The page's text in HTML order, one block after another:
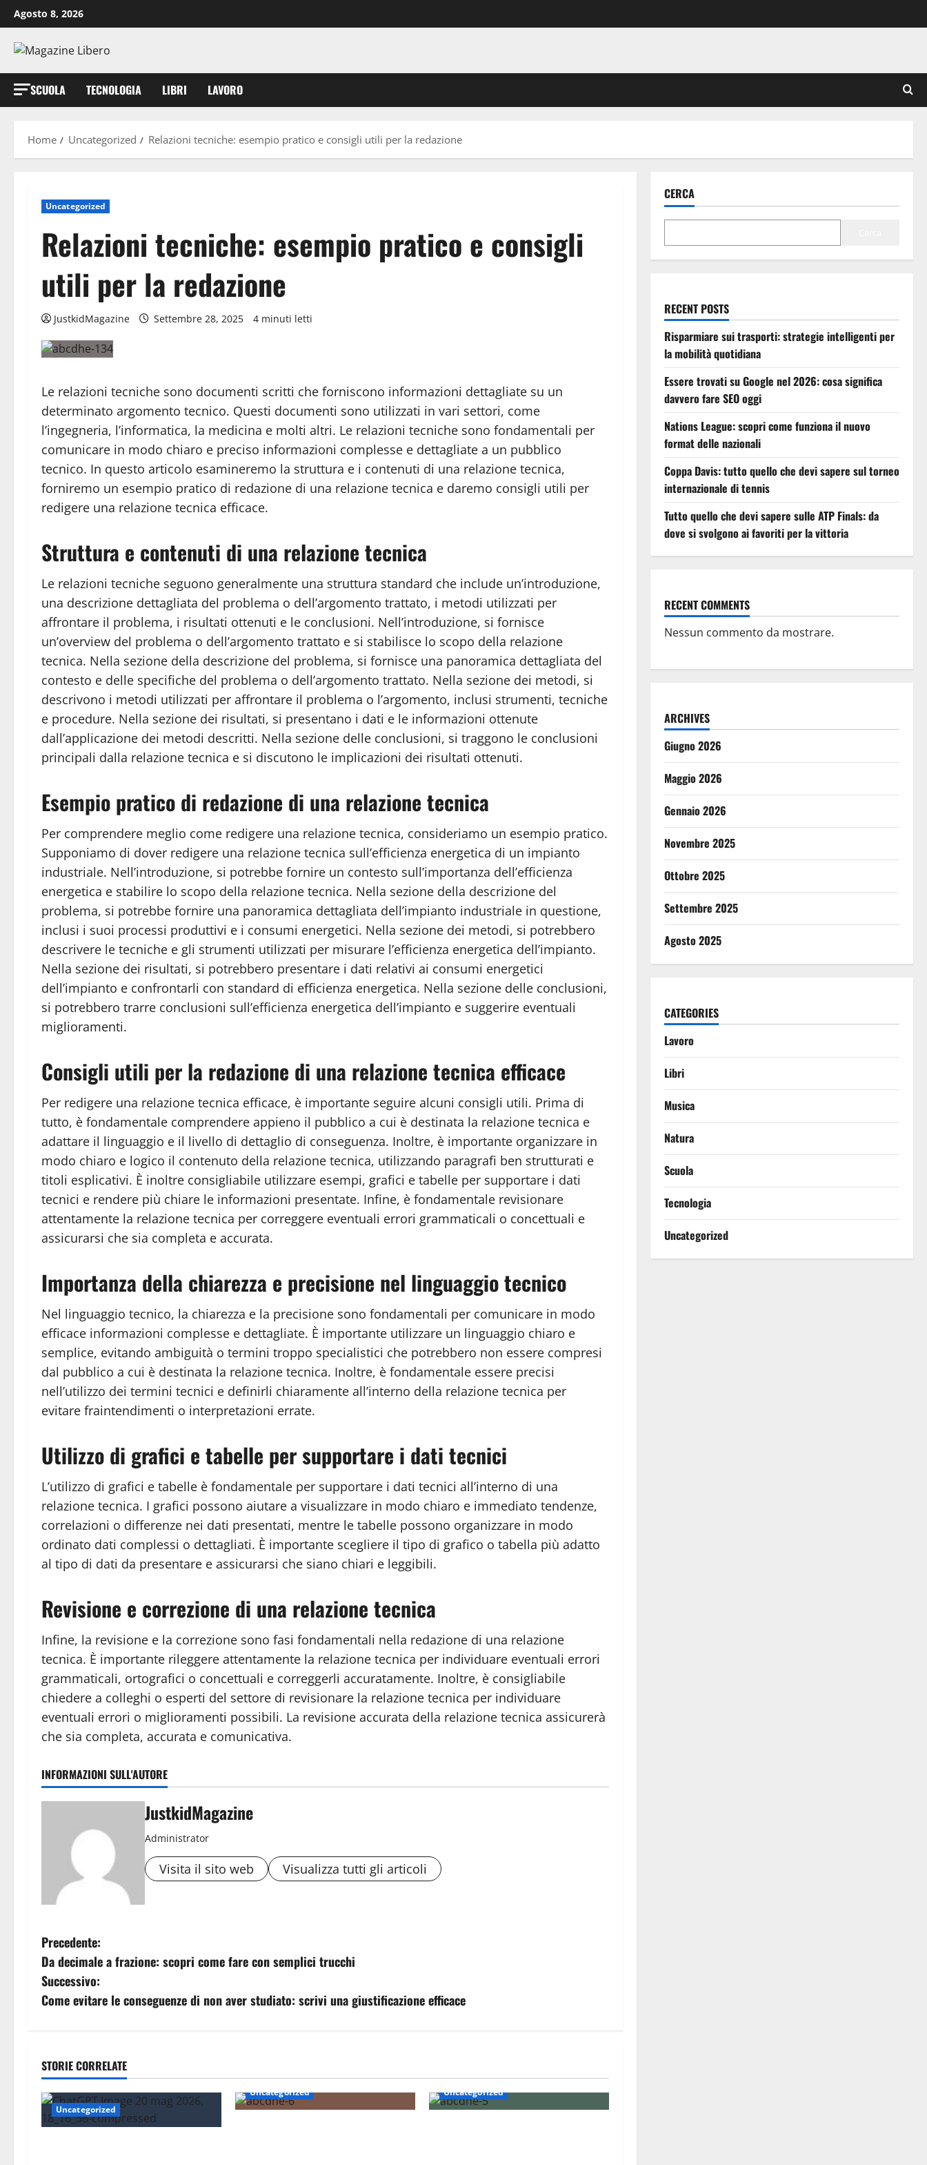
al
contenuto
Agosto 8, 2026
SCUOLA TECNOLOGIA LIBRI LAVORO
Home Uncategorized Relazioni tecniche: esempio pratico e consigli utili per la redazione
Uncategorized
Relazioni tecniche: esempio pratico e consigli
utili per la redazione
JustkidMagazine Settembre 28, 2025 4 minuti letti
Le relazioni tecniche sono documenti scritti che forniscono informazioni dettagliate su un
determinato argomento tecnico. Questi documenti sono utilizzati in vari settori, come
l’ingegneria, l’informatica, la medicina e molti altri. Le relazioni tecniche sono fondamentali per
comunicare in modo chiaro e preciso informazioni complesse e dettagliate a un pubblico
tecnico. In questo articolo esamineremo la struttura e i contenuti di una relazione tecnica,
forniremo un esempio pratico di redazione di una relazione tecnica e daremo consigli utili per
redigere una relazione tecnica efficace.
Struttura e contenuti di una relazione tecnica
Le relazioni tecniche seguono generalmente una struttura standard che include un’introduzione,
una descrizione dettagliata del problema o dell’argomento trattato, i metodi utilizzati per
affrontare il problema, i risultati ottenuti e le conclusioni. Nell’introduzione, si fornisce
un’overview del problema o dell’argomento trattato e si stabilisce lo scopo della relazione
tecnica. Nella sezione della descrizione del problema, si fornisce una panoramica dettagliata del
contesto e delle specifiche del problema o dell’argomento trattato. Nella sezione dei metodi, si
descrivono i metodi utilizzati per affrontare il problema o l’argomento, inclusi strumenti, tecniche
e procedure. Nella sezione dei risultati, si presentano i dati e le informazioni ottenute
dall’applicazione dei metodi descritti. Nella sezione delle conclusioni, si traggono le conclusioni
principali dalla relazione tecnica e si discutono le implicazioni dei risultati ottenuti.
Esempio pratico di redazione di una relazione tecnica
Per comprendere meglio come redigere una relazione tecnica, consideriamo un esempio pratico.
Supponiamo di dover redigere una relazione tecnica sull’efficienza energetica di un impianto
industriale. Nell’introduzione, si potrebbe fornire un contesto sull’importanza dell’efficienza
energetica e stabilire lo scopo della relazione tecnica. Nella sezione della descrizione del
problema, si potrebbe fornire una panoramica dettagliata dell’impianto industriale in questione,
inclusi i suoi processi produttivi e i consumi energetici. Nella sezione dei metodi, si potrebbero
descrivere le tecniche e gli strumenti utilizzati per misurare l’efficienza energetica dell’impianto.
Nella sezione dei risultati, si potrebbero presentare i dati relativi ai consumi energetici
dell’impianto e confrontarli con standard di efficienza energetica. Nella sezione delle conclusioni,
si potrebbero trarre conclusioni sull’efficienza energetica dell’impianto e suggerire eventuali
miglioramenti.
Consigli utili per la redazione di una relazione tecnica efficace
Per redigere una relazione tecnica efficace, è importante seguire alcuni consigli utili. Prima di
tutto, è fondamentale comprendere appieno il pubblico a cui è destinata la relazione tecnica e
adattare il linguaggio e il livello di dettaglio di conseguenza. Inoltre, è importante organizzare in
modo chiaro e logico il contenuto della relazione tecnica, utilizzando paragrafi ben strutturati e
titoli esplicativi. È inoltre consigliabile utilizzare esempi, grafici e tabelle per supportare i dati
tecnici e rendere più chiare le informazioni presentate. Infine, è fondamentale revisionare
attentamente la relazione tecnica per correggere eventuali errori grammaticali o concettuali e
assicurarsi che sia completa e accurata.
Importanza della chiarezza e precisione nel linguaggio tecnico
Nel linguaggio tecnico, la chiarezza e la precisione sono fondamentali per comunicare in modo
efficace informazioni complesse e dettagliate. È importante utilizzare un linguaggio chiaro e
semplice, evitando ambiguità o termini troppo specialistici che potrebbero non essere compresi
dal pubblico a cui è destinata la relazione tecnica. Inoltre, è fondamentale essere precisi
nell’utilizzo dei termini tecnici e definirli chiaramente all’interno della relazione tecnica per
evitare fraintendimenti o interpretazioni errate.
Utilizzo di grafici e tabelle per supportare i dati tecnici
L’utilizzo di grafici e tabelle è fondamentale per supportare i dati tecnici all’interno di una
relazione tecnica. I grafici possono aiutare a visualizzare in modo chiaro e immediato tendenze,
correlazioni o differenze nei dati presentati, mentre le tabelle possono organizzare in modo
ordinato dati complessi o dettagliati. È importante scegliere il tipo di grafico o tabella più adatto
al tipo di dati da presentare e assicurarsi che siano chiari e leggibili.
Revisione e correzione di una relazione tecnica
Infine, la revisione e la correzione sono fasi fondamentali nella redazione di una relazione
tecnica. È importante rileggere attentamente la relazione tecnica per individuare eventuali errori
grammaticali, ortografici o concettuali e correggerli accuratamente. Inoltre, è consigliabile
chiedere a colleghi o esperti del settore di revisionare la relazione tecnica per individuare
eventuali errori o miglioramenti possibili. La revisione accurata della relazione tecnica assicurerà
che sia completa, accurata e comunicativa.
INFORMAZIONI SULL'AUTORE
JustkidMagazine
Administrator
Visita il sito web Visualizza tutti gli articoli
N
a
v
g
a
z
Precedente:
Da decimale a frazione: scopri come fare con semplici trucchi
Successivo:
Come evitare le conseguenze di non aver studiato: scrivi una giustificazione efficace
STORIE CORRELATE
Uncategorized
Uncategorized Uncategorized
CERCA
RECENT POSTS
Risparmiare sui trasporti: strategie intelligenti per
la mobilità quotidiana
Essere trovati su Google nel 2026: cosa significa
davvero fare SEO oggi
Nations League: scopri come funziona il nuovo
format delle nazionali
Coppa Davis: tutto quello che devi sapere sul torneo
internazionale di tennis
Tutto quello che devi sapere sulle ATP Finals: da
dove si svolgono ai favoriti per la vittoria
RECENT COMMENTS
Nessun commento da mostrare.
ARCHIVES
Giugno 2026
Maggio 2026
Gennaio 2026
Novembre 2025
Ottobre 2025
Settembre 2025
Agosto 2025
CATEGORIES
Lavoro
Libri
Musica
Natura
Scuola
Tecnologia
Uncategorized